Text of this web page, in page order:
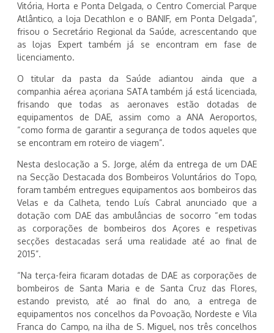
Vitória, Horta e Ponta Delgada, o Centro Comercial Parque
Atlântico, a loja Decathlon e o BANIF, em Ponta Delgada”,
frisou o Secretário Regional da Saúde, acrescentando que
as lojas Expert também já se encontram em fase de
licenciamento.
O titular da pasta da Saúde adiantou ainda que a
companhia aérea açoriana SATA também já está licenciada,
frisando que todas as aeronaves estão dotadas de
equipamentos de DAE, assim como a ANA Aeroportos,
“como forma de garantir a segurança de todos aqueles que
se encontram em roteiro de viagem”.
Nesta deslocação a S. Jorge, além da entrega de um DAE
na Secção Destacada dos Bombeiros Voluntários do Topo,
foram também entregues equipamentos aos bombeiros das
Velas e da Calheta, tendo Luís Cabral anunciado que a
dotação com DAE das ambulâncias de socorro “em todas
as corporações de bombeiros dos Açores e respetivas
secções destacadas será uma realidade até ao final de
2015”.
“Na terça-feira ficaram dotadas de DAE as corporações de
bombeiros de Santa Maria e de Santa Cruz das Flores,
estando previsto, até ao final do ano, a entrega de
equipamentos nos concelhos da Povoação, Nordeste e Vila
Franca do Campo, na ilha de S. Miguel, nos três concelhos